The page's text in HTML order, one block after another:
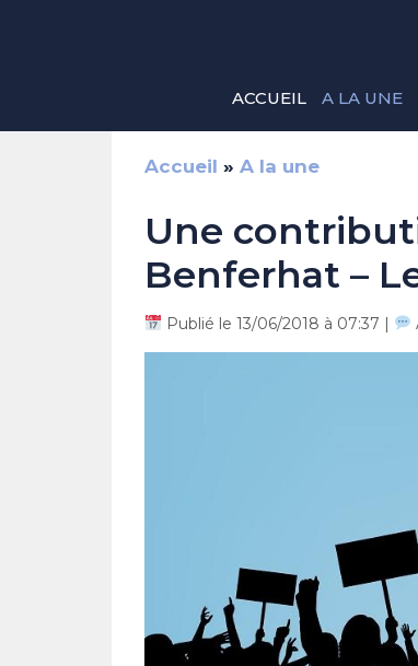
ACCUEIL A LA UNE
Accueil » A la une
Une
Benferhat –
Publié le 13/06/2018 à 07:37 |